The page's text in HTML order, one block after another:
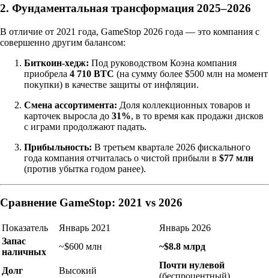
2. Фундаментальная трансформация 2025–2026
В отличие от 2021 года, GameStop 2026 года — это компания с
совершенно другим балансом:
Биткоин-хедж: Под руководством Коэна компания
приобрела 4 710 BTC (на сумму более $500 млн на момент
покупки) в качестве защиты от инфляции.
Смена ассортимента: Доля коллекционных товаров и
карточек выросла до 31%, в то время как продажи дисков
с играми продолжают падать.
Прибыльность: В третьем квартале 2026 фискального
года компания отчиталась о чистой прибыли в $77 млн
(против убытка годом ранее).
Сравнение GameStop: 2021 vs 2026
Показатель Январь 2021
Январь 2026
Запас
наличных
~$600 млн ~$8.8 млрд
Долг Высокий
Почти нулевой